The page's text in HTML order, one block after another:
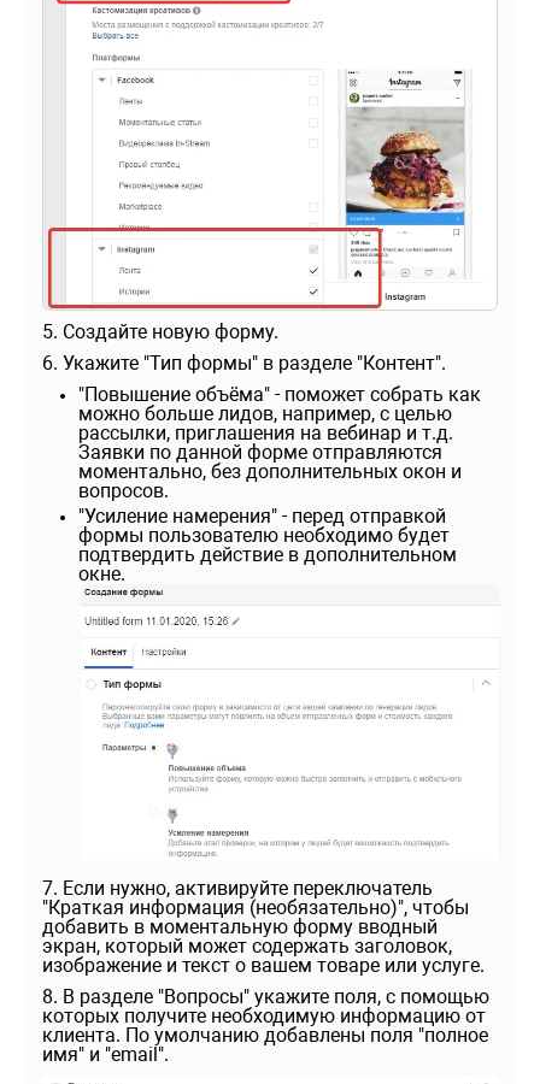
5. Создайте новую форму.
6. Укажите "Тип формы" в разделе "Контент".
"Повышение объёма" - поможет собрать как
можно больше лидов, например, с целью
рассылки, приглашения на вебинар и т.д.
Заявки по данной форме отправляются
моментально, без дополнительных окон и
вопросов.
"Усиление намерения" - перед отправкой
формы пользователю необходимо будет
подтвердить действие в дополнительном
окне.
7. Если нужно, активируйте переключатель
"Краткая информация (необязательно)", чтобы
добавить в моментальную форму вводный
экран, который может содержать заголовок,
изображение и текст о вашем товаре или услуге.
8. В разделе "Вопросы" укажите поля, с помощью
которых получите необходимую информацию от
клиента. По умолчанию добавлены поля "полное
имя" и "email".